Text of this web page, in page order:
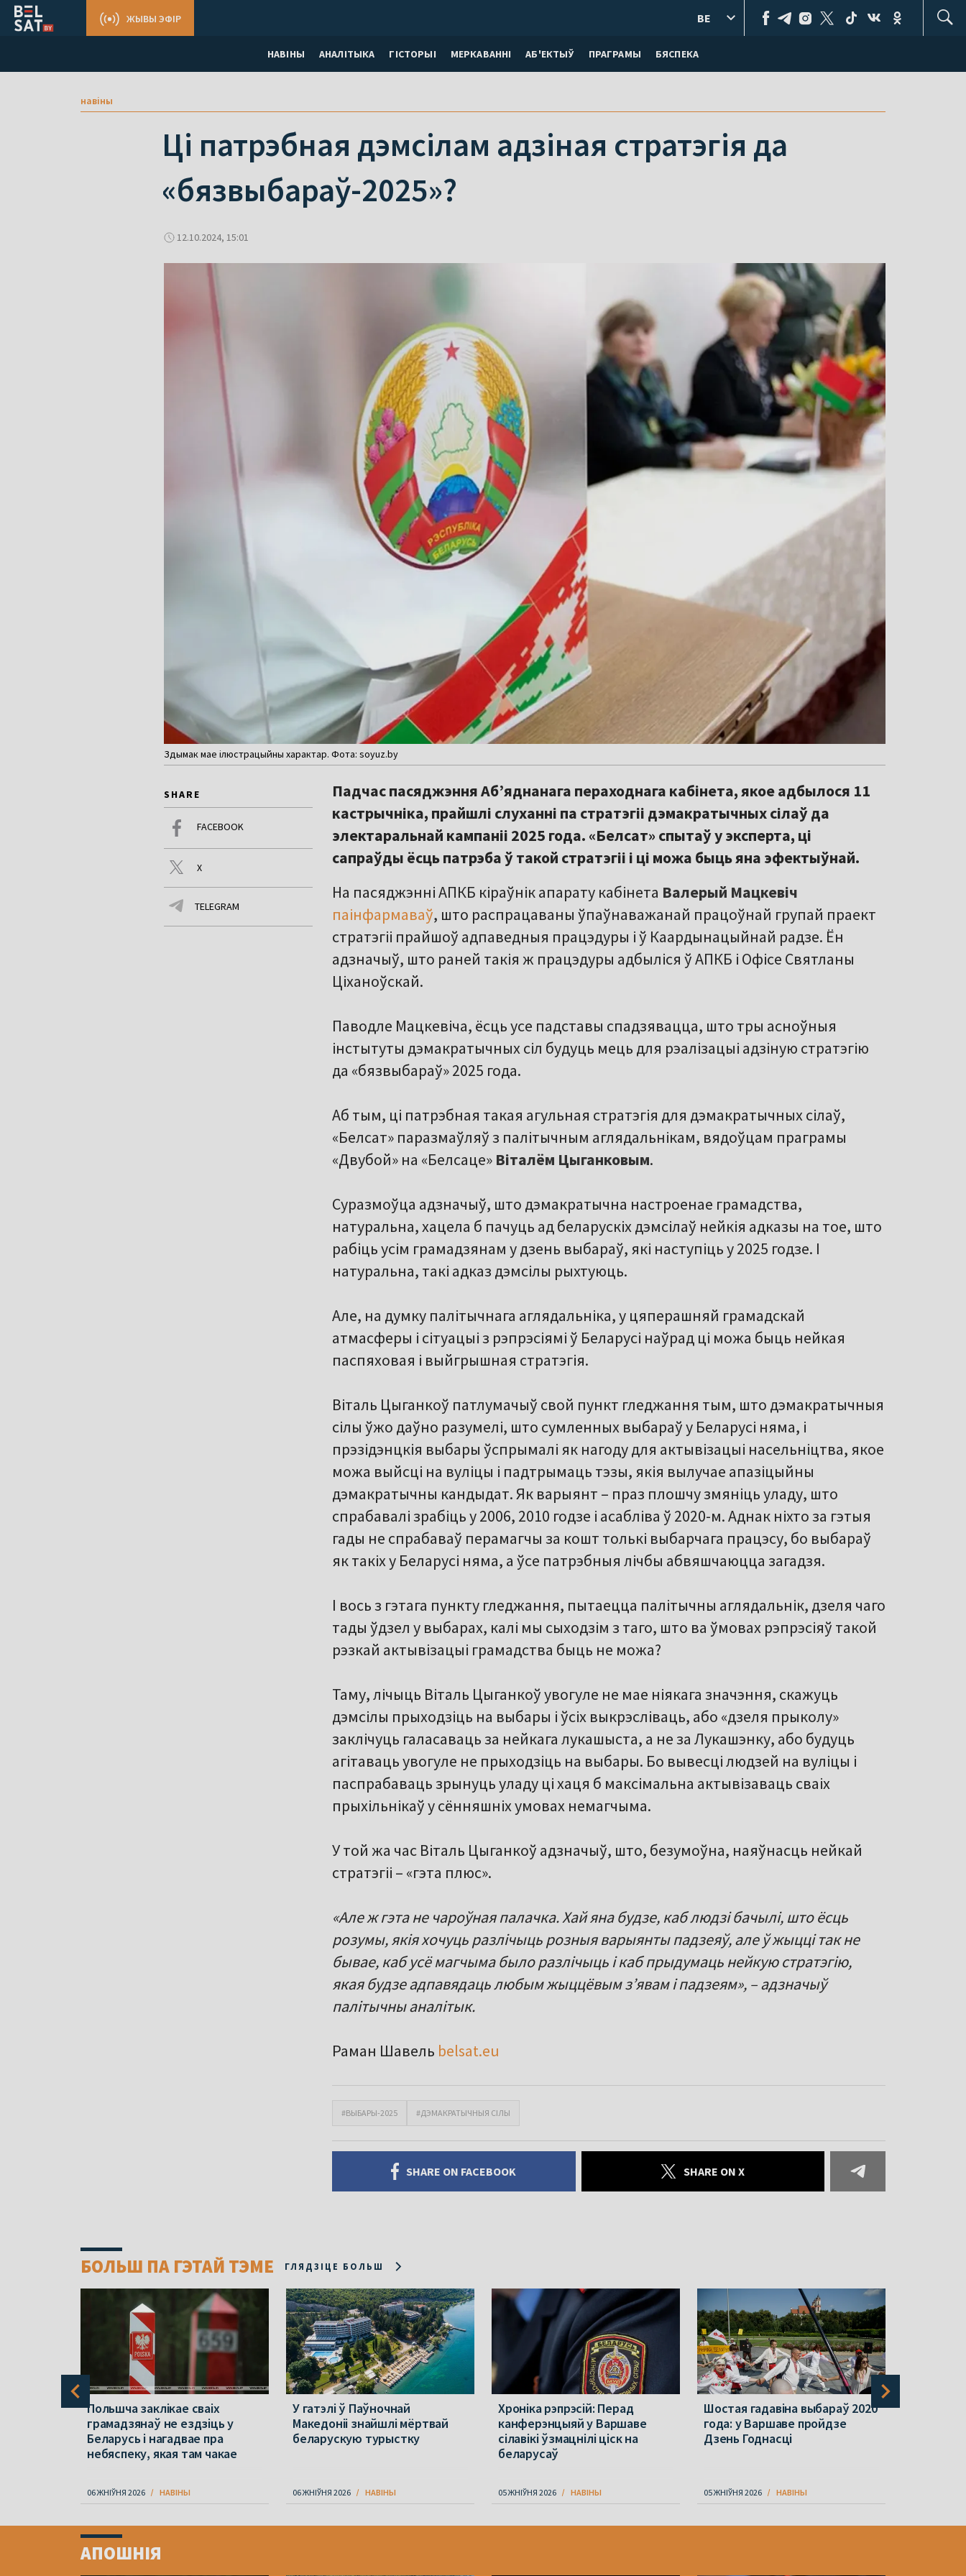
НАВІНЫ АНАЛІТЫКА ГІСТОРЫІ МЕРКАВАННI АБ'ЕКТЫЎ ПРАГРАМЫ БЯСПЕКА
ЖЫВЫ ЭФІР BE
навіны
Ці патрэбная дэмсілам адзіная стратэгія да
«бязвыбараў-2025»?
12.10.2024, 15:01
Здымак мае ілюстрацыйны характар. Фота: soyuz.by
SHARE
FACEBOOK
X
TELEGRAM
Падчас пасяджэння Аб’яднанага пераходнага кабінета, якое адбылося 11
кастрычніка, прайшлі слуханні па стратэгіі дэмакратычных сілаў да
электаральнай кампаніі 2025 года. «Белсат» спытаў у эксперта, ці
сапраўды ёсць патрэба ў такой стратэгіі і ці можа быць яна эфектыўнай.
На пасяджэнні АПКБ кіраўнік апарату кабінета Валерый Мацкевіч
паінфармаваў, што распрацаваны ўпаўнаважанай працоўнай групай праект
стратэгіі прайшоў адпаведныя працэдуры і ў Каардынацыйнай радзе. Ён
адзначыў, што раней такія ж працэдуры адбыліся ў АПКБ і Офісе Святланы
Ціханоўскай.
Паводле Мацкевіча, ёсць усе падставы спадзявацца, што тры асноўныя
інстытуты дэмакратычных сіл будуць мець для рэалізацыі адзіную стратэгію
да «бязвыбараў» 2025 года.
Аб тым, ці патрэбная такая агульная стратэгія для дэмакратычных сілаў,
«Белсат» паразмаўляў з палітычным аглядальнікам, вядоўцам праграмы
«Двубой» на «Белсаце» Віталём Цыганковым.
Суразмоўца адзначыў, што дэмакратычна настроенае грамадства,
натуральна, хацела б пачуць ад беларускіх дэмсілаў нейкія адказы на тое, што
рабіць усім грамадзянам у дзень выбараў, які наступіць у 2025 годзе. І
натуральна, такі адказ дэмсілы рыхтуюць.
Але, на думку палітычнага аглядальніка, у цяперашняй грамадскай
атмасферы і сітуацыі з рэпрэсіямі ў Беларусі наўрад ці можа быць нейкая
паспяховая і выйгрышная стратэгія.
Віталь Цыганкоў патлумачыў свой пункт гледжання тым, што дэмакратычныя
сілы ўжо даўно разумелі, што сумленных выбараў у Беларусі няма, і
прэзідэнцкія выбары ўспрымалі як нагоду для актывізацыі насельніцтва, якое
можа выйсці на вуліцы і падтрымаць тэзы, якія вылучае апазіцыйны
дэмакратычны кандыдат. Як варыянт – праз плошчу змяніць уладу, што
спрабавалі зрабіць у 2006, 2010 годзе і асабліва ў 2020-м. Аднак ніхто за гэтыя
гады не спрабаваў перамагчы за кошт толькі выбарчага працэсу, бо выбараў
як такіх у Беларусі няма, а ўсе патрэбныя лічбы абвяшчаюцца загадзя.
І вось з гэтага пункту гледжання, пытаецца палітычны аглядальнік, дзеля чаго
тады ўдзел у выбарах, калі мы сыходзім з таго, што ва ўмовах рэпрэсіяў такой
рэзкай актывізацыі грамадства быць не можа?
Таму, лічыць Віталь Цыганкоў увогуле не мае ніякага значэння, скажуць
дэмсілы прыходзіць на выбары і ўсіх выкрэсліваць, або «дзеля прыколу»
заклічуць галасаваць за нейкага лукашыста, а не за Лукашэнку, або будуць
агітаваць увогуле не прыходзіць на выбары. Бо вывесці людзей на вуліцы і
паспрабаваць зрынуць уладу ці хаця б максімальна актывізаваць сваіх
прыхільнікаў у сённяшніх умовах немагчыма.
У той жа час Віталь Цыганкоў адзначыў, што, безумоўна, наяўнасць нейкай
стратэгіі – «гэта плюс».
«Але ж гэта не чароўная палачка. Хай яна будзе, каб людзі бачылі, што ёсць
розумы, якія хочуць разлічыць розныя варыянты падзеяў, але ў жыцці так не
бывае, каб усё магчыма было разлічыць і каб прыдумаць нейкую стратэгію,
якая будзе адпавядаць любым жыццёвым з’явам і падзеям», – адзначыў
палітычны аналітык.
Раман Шавель belsat.eu
#ВЫБАРЫ-2025 #ДЭМАКРАТЫЧНЫЯ СІЛЫ
SHARE ON FACEBOOK SHARE ON X
БОЛЬШ ПА ГЭТАЙ ТЭМЕ ГЛЯДЗІЦЕ БОЛЬШ
Польшча заклікае сваіх
грамадзянаў не ездзіць у
Беларусь і нагадвае пра
небяспеку, якая там чакае
06 ЖНІЎНЯ 2026 НАВІНЫ
У гатэлі ў Паўночнай
Македоніі знайшлі мёртвай
беларускую турыстку
06 ЖНІЎНЯ 2026 НАВІНЫ
Хроніка рэпрэсій: Перад
канферэнцыяй у Варшаве
сілавікі ўзмацнілі ціск на
беларусаў
05 ЖНІЎНЯ 2026 НАВІНЫ
Шостая гадавіна выбараў 2020
года: у Варшаве пройдзе
Дзень Годнасці
05 ЖНІЎНЯ 2026 НАВІНЫ
ofАПОШНІЯ